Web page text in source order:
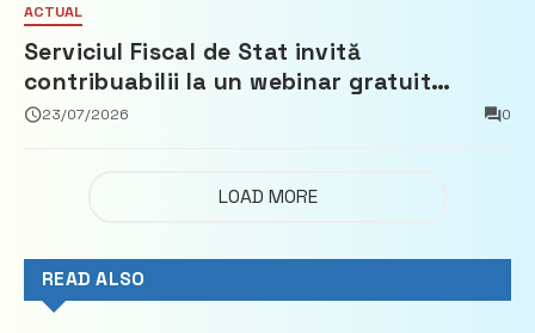
ACTUAL
Serviciul Fiscal de Stat invită
contribuabilii la un webinar gratuit
privind calculul impozitului pe bunurile
23/07/2026 0
LOAD MORE
READ ALSO